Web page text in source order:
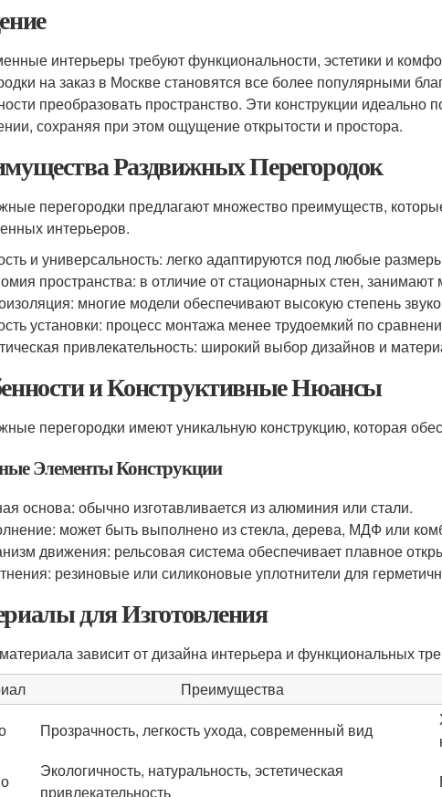
интерьеры требуют функциональности, эстетики и
на заказ в Москве становятся все более популярными
преобразовать пространство. Эти конструкции идеально
сохраняя при этом ощущение открытости и простора.
Раздвижных Перегородок
перегородки предлагают множество преимуществ,
интерьеров.
и универсальность: легко адаптируются под любые
пространства: в отличие от стационарных стен,
многие модели обеспечивают высокую степень
установки: процесс монтажа менее трудоемкий по
привлекательность: широкий выбор дизайнов и
и Конструктивные Нюансы
перегородки имеют уникальную конструкцию, которая
Элементы Конструкции
основа: обычно изготавливается из алюминия или стали.
может быть выполнено из стекла, дерева, МДФ или
движения: рельсовая система обеспечивает плавное
резиновые или силиконовые уплотнители для
для Изготовления
зависит от дизайна интерьера и функциональных
Преимущества
Прозрачность, легкость ухода, современный вид
Экологичность, натуральность, эстетическая
привлекательность